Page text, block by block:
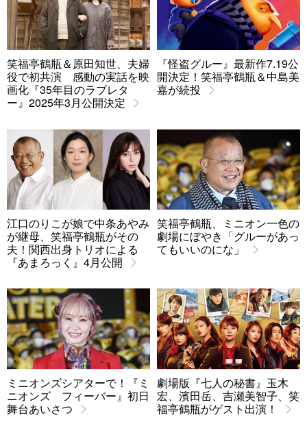
笑福亭鶴瓶＆原田知世、夫婦
役で初共演 感動の実話を映
画化『35年目のラブレタ
ー』2025年3月公開決定
『怪盗グルー』最新作7.19公
開決定！笑福亭鶴瓶＆中島美
嘉が続投
江口のりこが娘で中条あやみ
が継母、笑福亭鶴瓶がその
夫！関西出身トリオによる
『あまろっく』4月公開
笑福亭鶴瓶、ミニオン一色の
劇場にぼやき「グルーがあっ
てもいいのにな」
ミニオンズシアターで！『ミ
ニオンズ フィーバー』初日
舞台あいさつ
劇場版『七人の秘書』玉木
宏、濱田岳、吉瀬美智子、笑
福亭鶴瓶がゲスト出演！